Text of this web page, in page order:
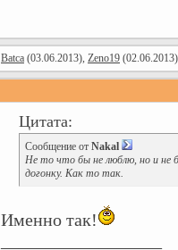
Batca (03.06.2013), Zeno19 (02.06.2013)
Цитата:
Сообщение от Nakal
Не то что бы не люблю, но и не
догонку. Как то так.
Именно так!